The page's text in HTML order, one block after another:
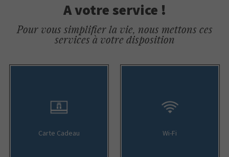
A votre service !
Pour vous simplifier la vie, nous mettons ces
services à votre disposition
Carte Cadeau Wi-Fi